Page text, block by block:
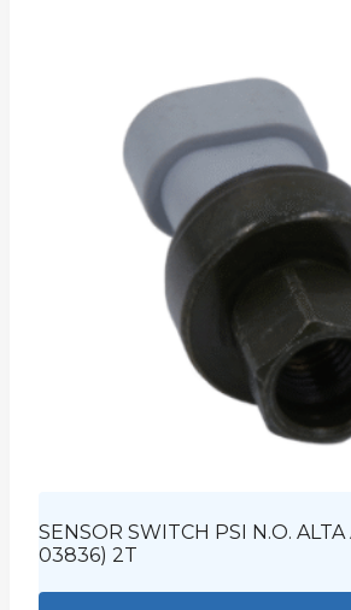
SENSOR SWITCH PSI N.O. ALTA
03836) 2T